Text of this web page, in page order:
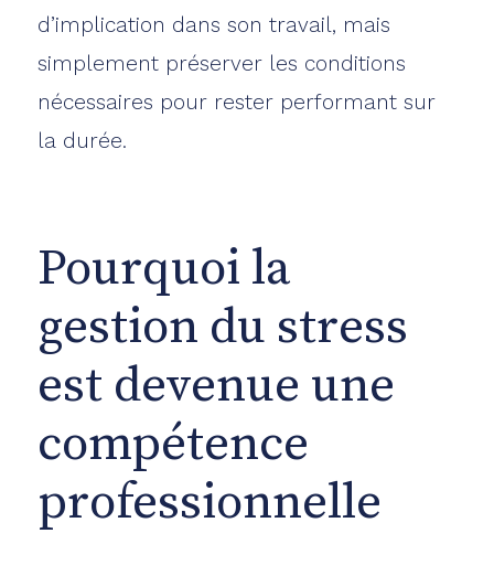
d’implication dans son travail, mais
simplement préserver les conditions
nécessaires pour rester performant sur
la durée.
Pourquoi la
gestion du stress
est devenue une
compétence
professionnelle